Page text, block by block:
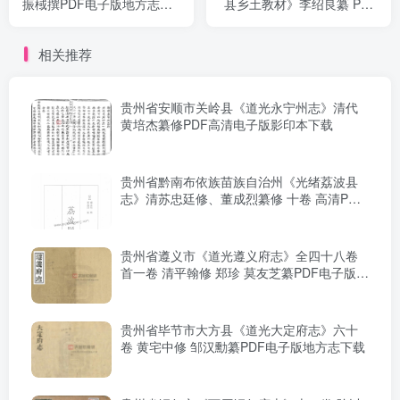
相关推荐
贵州省安顺市关岭县《道光永宁州志》清代
黄培杰纂修PDF高清电子版影印本下载
贵州省黔南布依族苗族自治州《光绪荔波县
志》清苏忠廷修、董成烈纂修 十卷 高清PDF
贵州省遵义市《道光遵义府志》全四十八卷
首一卷 清平翰修 郑珍 莫友芝纂PDF电子版地
贵州省毕节市大方县《道光大定府志》六十
卷 黄宅中修 邹汉勳纂PDF电子版地方志下载